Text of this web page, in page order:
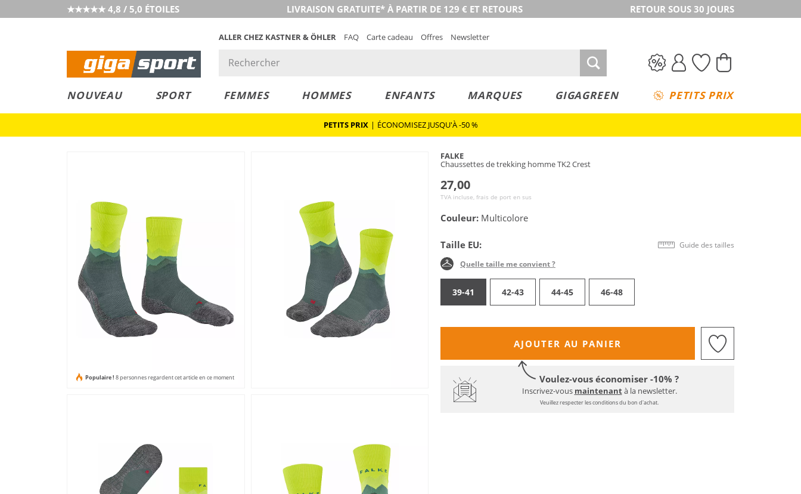
★★★★★ 4,8 / 5,0 ÉTOILES LIVRAISON GRATUITE* À PARTIR DE 129 € ET RETOURS RETOUR SOUS 30 JOURS
ALLER CHEZ KASTNER & ÖHLER FAQ Carte cadeau Offres Newsletter
NOUVEAU SPORT FEMMES HOMMES ENFANTS MARQUES GIGAGREEN PETITS PRIX
PETITS PRIX | ÉCONOMISEZ JUSQU'À -50 %
Populaire ! 8 personnes regardent cet article en ce moment
FALKE
Chaussettes de trekking homme TK2 Crest
27,00
TVA incluse, frais de port en sus
Couleur: Multicolore
Taille EU: Guide des tailles
Quelle taille me convient ?
39-41 42-43 44-45 46-48
AJOUTER AU PANIER
Voulez-vous économiser -10% ?
Inscrivez-vous maintenantà la newsletter.
Veuillez respecter les conditions du bon d'achat.